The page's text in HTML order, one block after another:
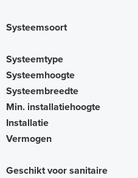
Systeemsoort
Systeemtype
Systeemhoogte
Systeembreedte
Min. installatiehoogte
Installatie
Vermogen
Geschikt voor sanitaire